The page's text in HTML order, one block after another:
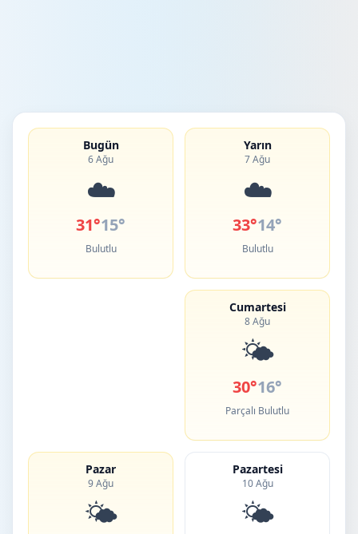
Bugün
6 Ağu
☁️
31°15°
Bulutlu
Yarın
7 Ağu
☁️
33°14°
Bulutlu
Cumartesi
8 Ağu
🌤️
30°16°
Parçalı Bulutlu
Pazar
9 Ağu
🌤️
Pazartesi
10 Ağu
🌤️